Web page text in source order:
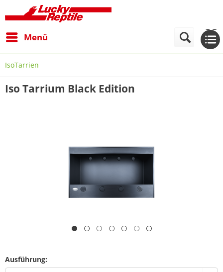
Menü
IsoTarrien
Iso Tarrium Black Edition
Ausführung: